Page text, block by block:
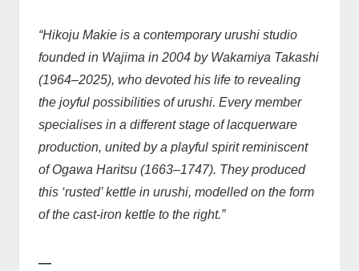
“Hikoju Makie is a contemporary urushi studio
founded in Wajima in 2004 by Wakamiya Takashi
(1964–2025), who devoted his life to revealing
the joyful possibilities of urushi. Every member
specialises in a different stage of lacquerware
production, united by a playful spirit reminiscent
of Ogawa Haritsu (1663–1747). They produced
this ‘rusted’ kettle in urushi, modelled on the form
of the cast-iron kettle to the right.”
—